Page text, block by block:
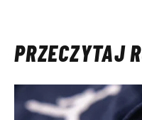
PRZECZYTAJ